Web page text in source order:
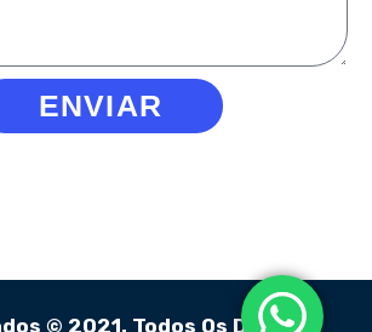
ENVIAR
© 2021. Todos Os Direitos